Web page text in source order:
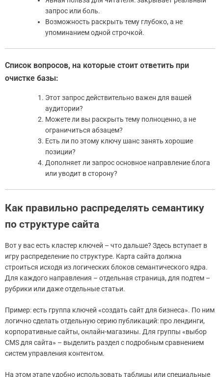
запрос или боль.
Возможность раскрыть тему глубоко, а не
упоминанием одной строчкой.
Список вопросов, на которые стоит ответить при
очистке базы:
Этот запрос действительно важен для вашей
аудитории?
Можете ли вы раскрыть тему полноценно, а не
ограничиться абзацем?
Есть ли по этому ключу шанс занять хорошие
позиции?
Дополняет ли запрос основное направление блога
или уводит в сторону?
Как правильно распределять семантику
по структуре сайта
Вот у вас есть кластер ключей – что дальше? Здесь вступает в
игру распределение по структуре. Карта сайта должна
строиться исходя из логических блоков семантического ядра.
Для каждого направления – отдельная страница, для подтем –
рубрики или даже отдельные статьи.
Пример: есть группа ключей «создать сайт для бизнеса». По ним
логично сделать отдельную серию публикаций: про лендинги,
корпоративные сайты, онлайн-магазины. Для группы «выбор
CMS для сайта» – выделить раздел с подробным сравнением
систем управления контентом.
На этом этапе удобно использовать таблицы или специальные